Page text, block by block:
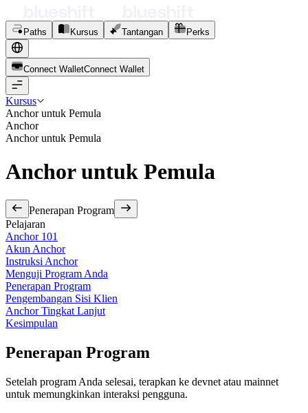
Paths Kursus Tantangan Perks
Connect WalletConnect Wal et
Kursus
Anchor untuk Pemula
Anchor
Anchor untuk Pemula
Anchor untuk Pemula
Penerapan Program
Pelajaran
Anchor 101
Akun Anchor
Instruksi Anchor
Menguji Program Anda
Penerapan Program
Pengembangan Sisi Klien
Anchor Tingkat Lanjut
Kesimpulan
Penerapan Program
Setelah program Anda selesai, terapkan ke devnet atau mainnet
untuk memungkinkan interaksi pengguna.